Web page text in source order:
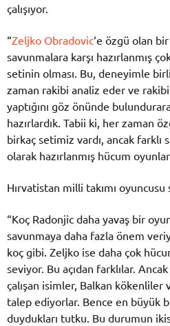
çalışıyor.
“Zeljko Obradovic‘e özgü olan
savunmalara karşı hazırlanmış
setinin olması. Bu, deneyimle
zaman rakibi analiz eder ve
yaptığını göz önünde
hazırlardık. Tabii ki, her zaman
birkaç setimiz vardı, ancak farklı
olarak hazırlanmış hücum
Hırvatistan milli takımı
“Koç Radonjic daha yavaş bir
savunmaya daha fazla önem
koç gibi. Zeljko ise daha çok
seviyor. Bu açıdan farklılar.
çalışan isimler, Balkan kökenliler
talep ediyorlar. Bence en büyük
duydukları tutku. Bu durumun